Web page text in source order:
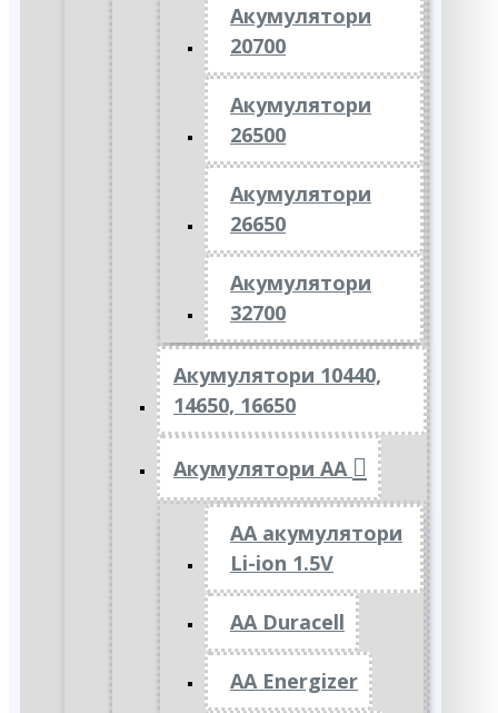
Акумулятори
20700
Акумулятори
26500
Акумулятори
26650
Акумулятори
32700
Акумулятори 10440,
14650, 16650
Акумулятори АА
AA акумулятори
Li-ion 1.5V
AA Duracell
AA Energizer